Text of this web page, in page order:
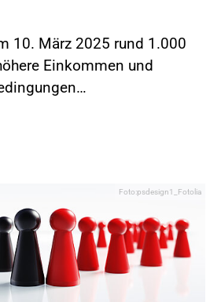
10. März 2025 rund 1.000
Einkommen und
Foto:psdesign1_Fotolia